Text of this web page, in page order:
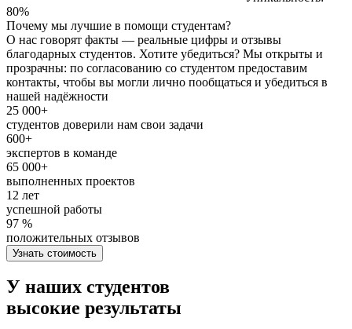
80%
Почему мы лучшие в помощи студентам?
О нас говорят факты — реальные цифры и отзывы
благодарных студентов. Хотите убедиться? Мы открыты и
прозрачны: по согласованию со студентом предоставим
контакты, чтобы вы могли лично пообщаться и убедиться в
нашей надёжности
25 000+
студентов доверили нам свои задачи
600+
экспертов в команде
65 000+
выполненных проектов
12 лет
успешной работы
97 %
положительных отзывов
Узнать стоимость
У наших студентов
высокие результаты